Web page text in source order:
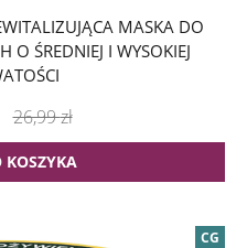
MASKA DO
ŚREDNIEJ I WYSOKIEJ
26,99zł
KOSZYKA
CG